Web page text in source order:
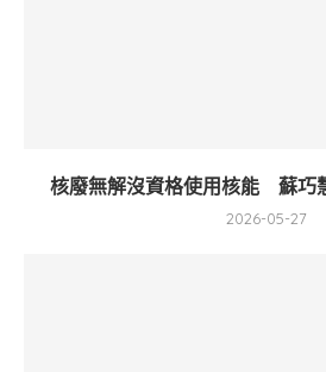
核廢無解沒資格使用核能 蘇巧
2026-05-27